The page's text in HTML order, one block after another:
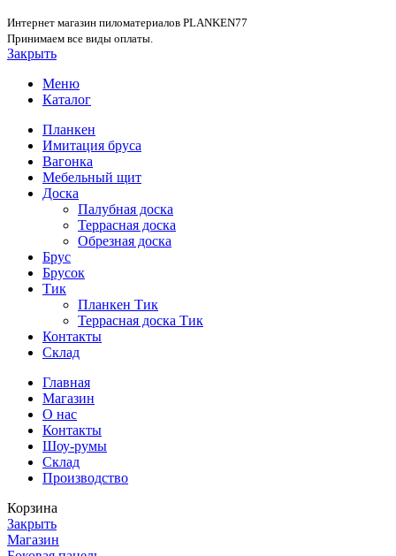
Интернет магазин пиломатериалов PLANKEN77
Принимаем все виды оплаты.
Закрыть
Меню
Каталог
Планкен
Имитация бруса
Вагонка
Мебельный щит
Доска
Палубная доска
Террасная доска
Обрезная доска
Брус
Брусок
Тик
Планкен Тик
Террасная доска Тик
Контакты
Склад
Главная
Магазин
О нас
Контакты
Шоу-румы
Склад
Производство
Корзина
Закрыть
Магазин